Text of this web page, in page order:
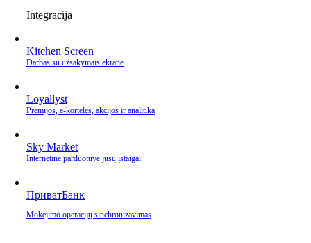
Integracija
Kitchen Screen
Darbas su užsakymais ekrane
Loyallyst
Premijos, e‑kortelės, akcijos ir analitika
Sky Market
Internetinė parduotuvė jūsų įstaigai
ПриватБанк
Mokėjimo operacijų sinchronizavimas